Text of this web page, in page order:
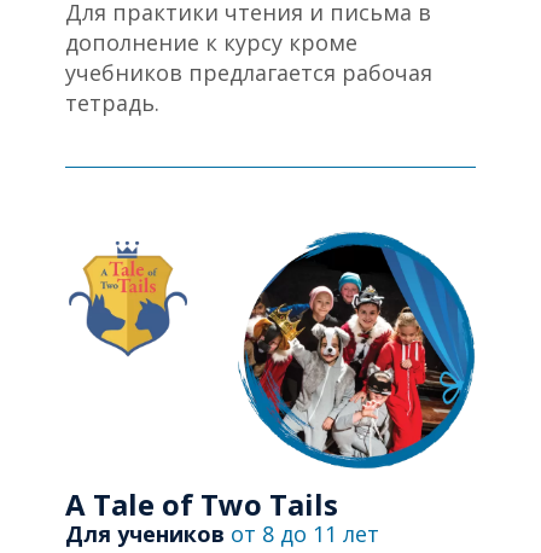
Для практики чтения и письма в
дополнение к курсу кроме
учебников предлагается рабочая
тетрадь.
A Tale of Two Tails
Для учеников от 8 до 11 лет